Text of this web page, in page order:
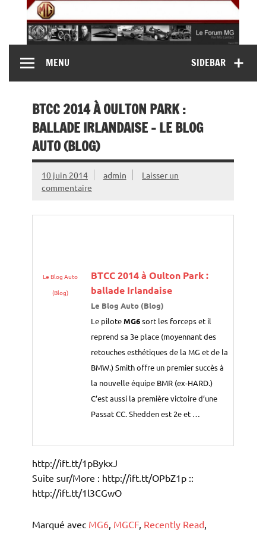
content
MG Contact
MG B, MG F, MG A, Midget…)SIDEBAR
MENU
BTCC 2014 À OULTON PARK :
BALLADE IRLANDAISE – LE BLOG
AUTO (BLOG)
10 juin 2014 admin
Laisser un
commentaire
Le Blog Auto
(Blog)
BTCC 2014 à Oulton Park :
ballade Irlandaise
Le Blog Auto (Blog)
Le piloteMG6sort les forceps et il
reprend sa 3e place (moyennant des
retouches esthétiques de la MG et de la
BMW.) Smith offre un premier succès à
la nouvelle équipe BMR (ex-HARD.)
C’est aussi la première victoire d’une
Passat CC. Shedden est 2e et …
http://ift.tt/1pBykxJ
Suite sur/More : http://ift.tt/OPbZ1p ::
http://ift.tt/1l3CGwO
Marqué avec MG6, MGCF, Recently Read,